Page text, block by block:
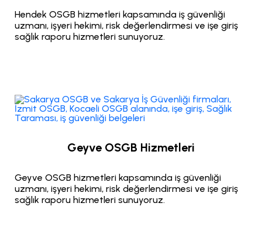
Hendek OSGB hizmetleri kapsamında iş güvenliği
uzmanı, işyeri hekimi, risk değerlendirmesi ve işe giriş
sağlık raporu hizmetleri sunuyoruz.
Geyve OSGB Hizmetleri
Geyve OSGB hizmetleri kapsamında iş güvenliği
uzmanı, işyeri hekimi, risk değerlendirmesi ve işe giriş
sağlık raporu hizmetleri sunuyoruz.